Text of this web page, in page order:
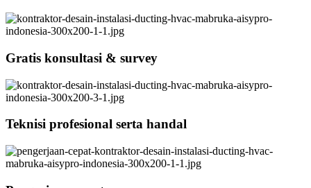
Gratis konsultasi & survey
Teknisi profesional serta handal